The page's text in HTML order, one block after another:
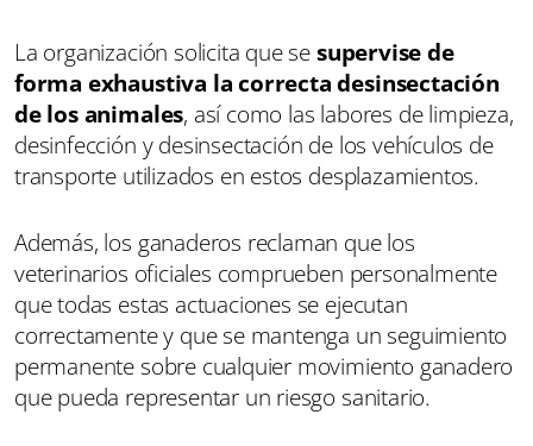
La organización solicita que sesupervise de
forma exhaustiva la correcta desinsectación
de los animales, así como las labores de limpieza,
desinfección y desinsectación de los vehículos de
transporte utilizados en estos desplazamientos.
Además, los ganaderos reclaman que los
veterinarios oficiales comprueben personalmente
que todas estas actuaciones se ejecutan
correctamente y que se mantenga un seguimiento
permanente sobre cualquier movimiento ganadero
que pueda representar un riesgo sanitario.